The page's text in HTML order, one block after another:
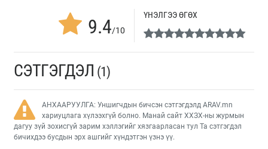
9.4/10
ҮНЭЛГЭЭ ӨГӨХ
СЭТГЭГДЭЛ (1)
АНХААРУУЛГА: Уншигчдын бичсэн сэтгэгдэлд ARAV.mn
хариуцлага хүлээхгүй болно. Манай сайт ХХЗХ-ны журмын
дагуу зүй зохисгүй зарим хэллэгийг хязгаарласан тул Та сэтгэгдэл
бичихдээ бусдын эрх ашгийг хүндэтгэн үзнэ үү.